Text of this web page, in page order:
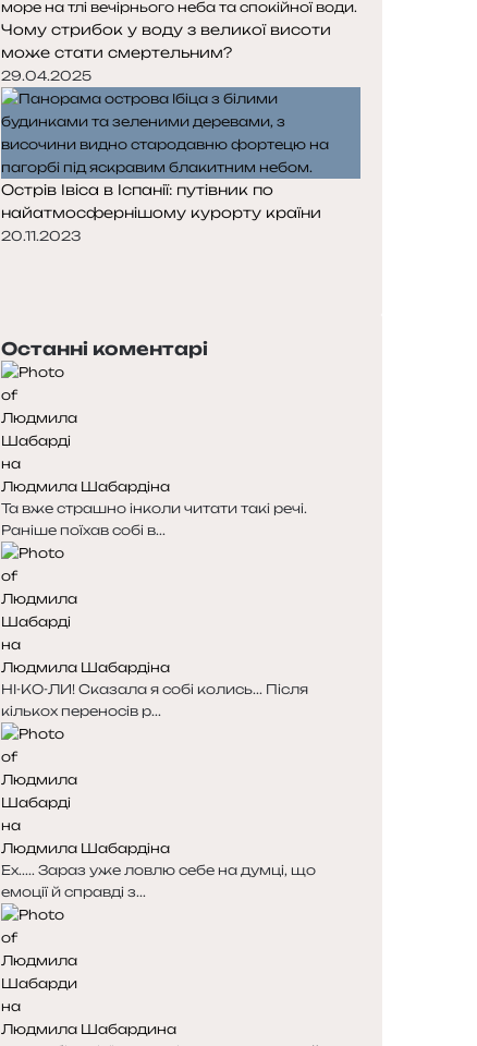
Чому стрибок у воду з великої висоти
може стати смертельним?
29.04.2025
Острів Івіса в Іспанії: путівник по
найатмосфернішому курорту країни
20.11.2023
Останні коментарі
Людмила Шабардіна
Та вже страшно інколи читати такі речі.
Раніше поїхав собі в...
Людмила Шабардіна
НІ-КО-ЛИ! Сказала я собі колись... Після
кількох переносів р...
Людмила Шабардіна
Ех..... Зараз уже ловлю себе на думці, що
емоції й справді з...
Людмила Шабардина